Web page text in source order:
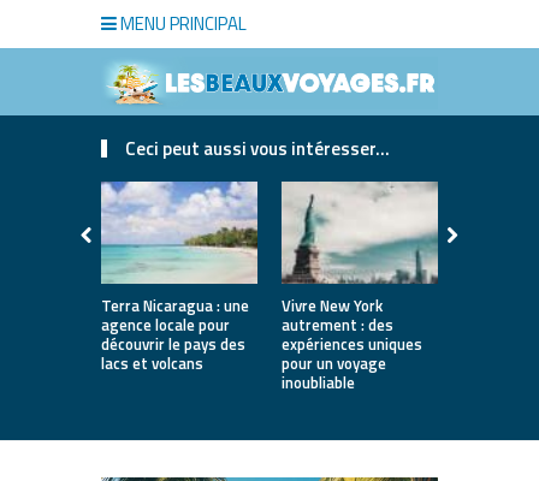
MENU PRINCIPAL
Ceci peut aussi vous intéresser...
Terra Nicaragua : une
agence locale pour
découvrir le pays des
lacs et volcans
Vivre New York
autrement : des
expériences uniques
pour un voyage
inoubliable